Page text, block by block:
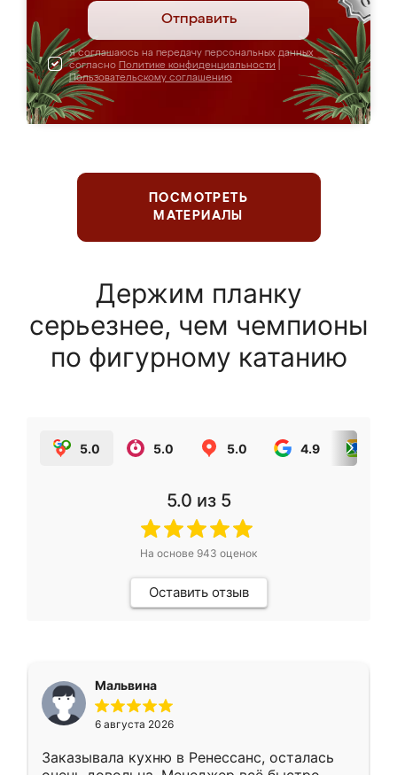
Отправить
Я соглашаюсь на передачу персональных данных
согласно Политике конфиденциальности
Пользовательскому соглашению
ПОСМОТРЕТЬ
МАТЕРИАЛЫ
Держим планку
серьезнее, чем чемпионы
по фигурному катанию
5.0 5.0 5.0 4.9
5.0 из 5
На основе 943 оценок
Оставить отзыв
Мальвина
6 августа 2026
Заказывала кухню в Ренессанс, осталась